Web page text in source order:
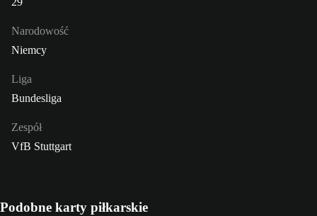
Narodowość
Niemcy
Liga
Bundesliga
Zespół
VfB Stuttgart
Podobne karty piłkarskie